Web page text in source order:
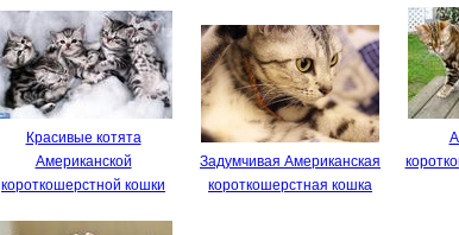
Красивые котята
Американской
короткошерстной кошки
Задумчивая Американская
короткошерстная кошка